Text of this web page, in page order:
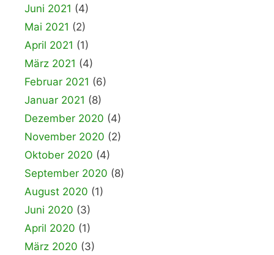
Juni 2021 (4)
Mai 2021 (2)
April 2021 (1)
März 2021 (4)
Februar 2021 (6)
Januar 2021 (8)
Dezember 2020 (4)
November 2020 (2)
Oktober 2020 (4)
September 2020 (8)
August 2020 (1)
Juni 2020 (3)
April 2020 (1)
März 2020 (3)